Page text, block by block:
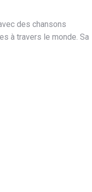
des chansons
à travers le monde. Sa